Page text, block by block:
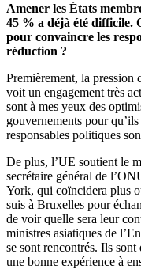
Amener les États
45 % a déjà été difficile.
pour convaincre les
réduction ?
Premièrement, la pression
voit un engagement très
sont à mes yeux des
gouvernements pour
responsables politiques
De plus, l’UE soutient le
secrétaire général de
York, qui coïncidera plus
suis à Bruxelles pour
de voir quelle sera leur
ministres asiatiques de
se sont rencontrés. Ils
une bonne expérience à